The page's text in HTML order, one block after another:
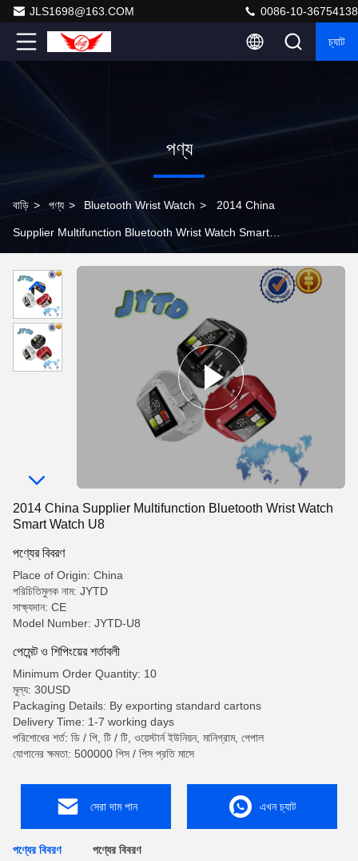
JLS1698@163.COM 0086-10-36754138
চ্যাট
পণ্য
বাড়ি > পণ্য > Bluetooth Wrist Watch > 2014 China
Supplier Multifunction Bluetooth Wrist Watch Smart
2014 China Supplier Multifunction Bluetooth Wrist Watch
Smart Watch U8
পণ্যের বিবরণ
Place of Origin: China
পরিচিতিমুলক নাম: JYTD
সাক্ষ্যদান: CE
Model Number: JYTD-U8
পেমেন্ট ও শিপিংয়ের শর্তাবলী
Minimum Order Quantity: 10
মূল্য: 30USD
Packaging Details: By exporting standard cartons
Delivery Time: 1-7 working days
পরিশোধের শর্ত: ডি / পি, টি / টি, ওয়েস্টার্ন ইউনিয়ন, মানিগ্রাম, পেপাল
যোগানের ক্ষমতা: 500000 পিস / পিস প্রতি মাসে
সেরা দাম পান এখন চ্যাট
পণ্যের বিবরণ পণ্যের বিবরণ